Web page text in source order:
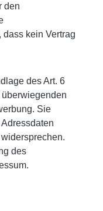
den
kein Vertrag
des Art. 6
Sie
des